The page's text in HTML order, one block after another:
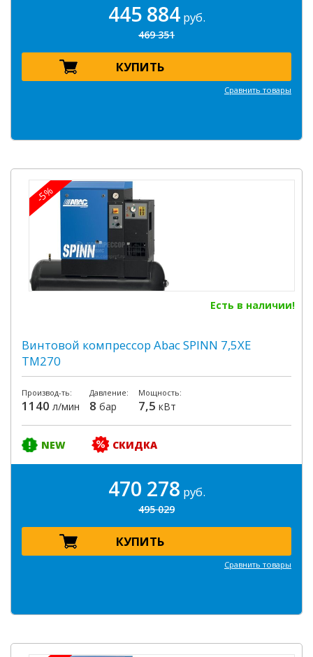
445 884руб.
469 351
КУПИТЬ
Сравнить товары
-5%
Есть в наличии!
Винтовой компрессор Abac SPINN 7,5XE
TM270
Производ-ть:
1140 л/мин
Давление:
8 бар
Мощность:
7,5 кВт
NEW СКИДКА
470 278 руб.
495 029
КУПИТЬ
Сравнить товары